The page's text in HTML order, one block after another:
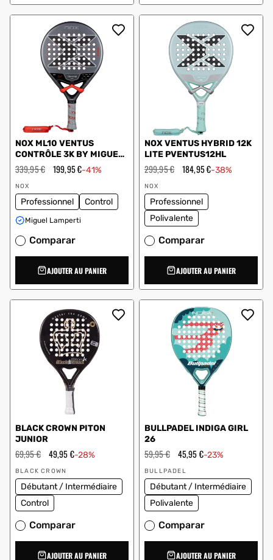
NOX ML10 VENTUS
CONTRÔLE 3K BY MIGUEL
LAMPERTI 2026
Prix
régulier
339,95 € Prix
199,95 €-41%
Vendeur
:
NOX
Professionnel Control
Miguel Lamperti
Comparar
AJOUTER AU PANIER
NOX VENTUS HYBRID 12K
LITE PVENTUS12HL
Prix
régulier
299,95 € Prix
en
184,95 €-38%
Vendeur
:
NOX
Professionnel
Polivalente
Comparar
AJOUTER AU PANIER
BLACK CROWN PITON
JUNIOR
Prix
régulier
69,95 € Prix
solde
49,95 €-28%
Vendeur
:
BLACK CROWN
Débutant / Intermédiaire
Control
Comparar
AJOUTER AU PANIER
BULLPADEL INDIGA GIRL
26
Prix
régulier
59,95 € Prix
solde
45,95 €-23%
Vendeur
:
BULLPADEL
Débutant / Intermédiaire
Polivalente
Comparar
AJOUTER AU PANIER